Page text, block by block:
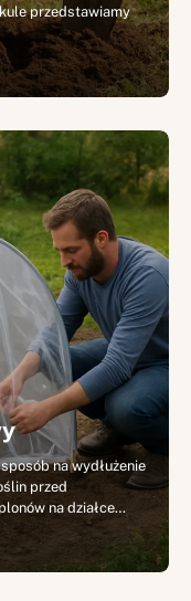
przedstawiamy
na wydłużenie
przed
na działce…